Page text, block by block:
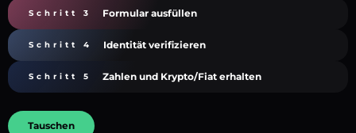
Schritt 3 Formular ausfüllen
Schritt 4 Identität verifizieren
Schritt 5 Zahlen und Krypto/Fiat erhalten
Tauschen